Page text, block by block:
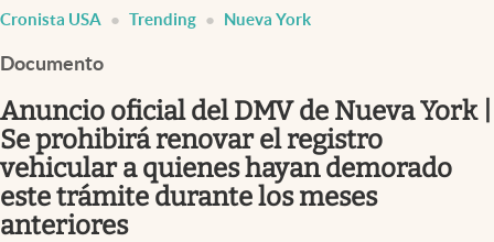
Espiritual
Streaming
PC y mobile
Cronista USA Trending Nueva York
Documento
Anuncio oficial del DMV de Nueva York |
Se prohibirá renovar el registro
vehicular a quienes hayan demorado
este trámite durante los meses
anteriores